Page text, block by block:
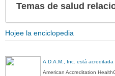
Temas de salud
Hojee la enciclopedia
A.D.A.M., Inc. está acreditada
American Accreditation